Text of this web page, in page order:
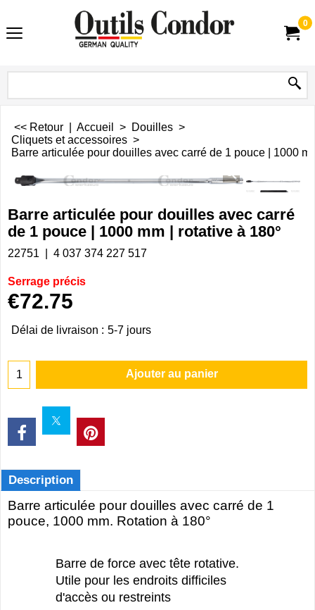
0
<< Retour Accueil > Douilles >
Cliquets et accessoires >
Barre articulée pour douilles avec carré de 1 pouce | 1000
Barre articulée pour douilles avec carré
de 1 pouce | 1000 mm | rotative à 180°
22751 4 037 374 227 517
Serrage précis
€72.75
Délai de livraison : 5-7 jours
Ajouter au panier
Description
Barre articulée pour douilles avec carré de 1
pouce, 1000 mm. Rotation à 180°
Barre de force avec tête rotative.
Utile pour les endroits difficiles
d'accès ou restreints